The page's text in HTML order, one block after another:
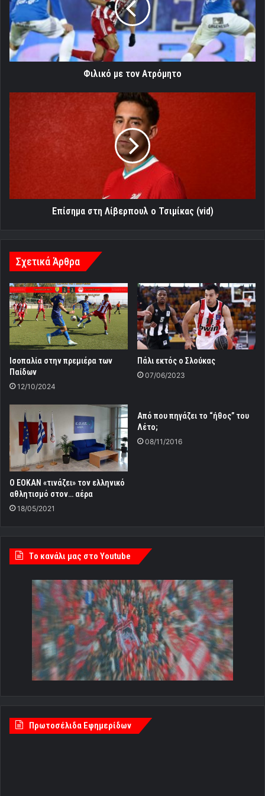
Φιλικό με τον Ατρόμητο
Λίβερπουλ
Επίσημα στη Λίβερπουλ ο Τσιμίκας (vid)
Σχετικά Άρθρα
Ισοπαλία στην πρεμιέρα των
Παίδων
12/10/2024
Πάλι εκτός ο Σλούκας
07/06/2023
Ο ΕΟΚΑΝ «τινάζει» τον ελληνικό
αθλητισμό στον… αέρα
18/05/2021
Από που πηγάζει το “ήθος” του
Λέτο;
08/11/2016
Tο κανάλι μας στο Youtube
Πρωτοσέλιδα Εφημερίδων